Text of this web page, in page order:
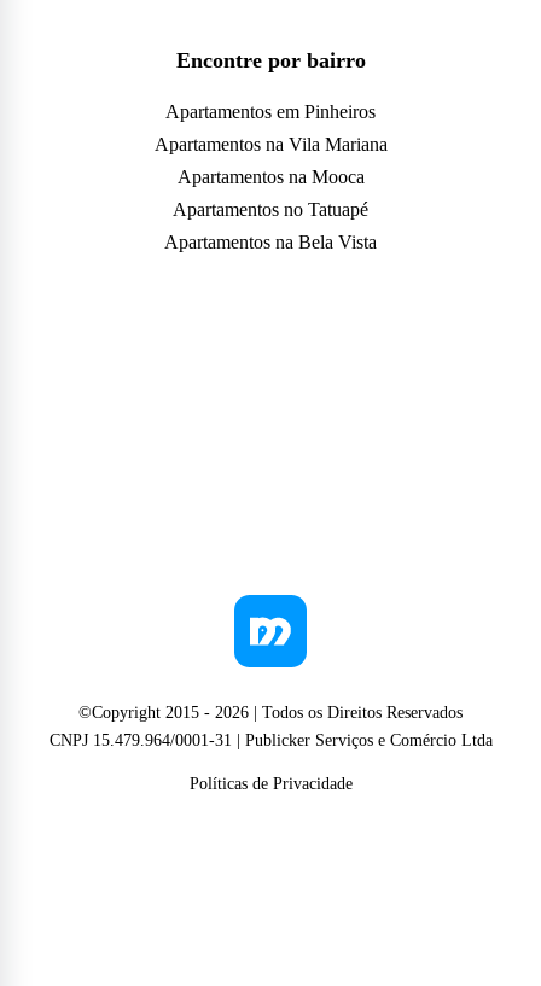
Encontre por bairro
Apartamentos em Pinheiros
Apartamentos na Vila Mariana
Apartamentos na Mooca
Apartamentos no Tatuapé
Apartamentos na Bela Vista
©Copyright 2015 - 2026 | Todos os Direitos Reservados
CNPJ 15.479.964/0001-31 | Publicker Serviços e Comércio Ltda
Políticas de Privacidade